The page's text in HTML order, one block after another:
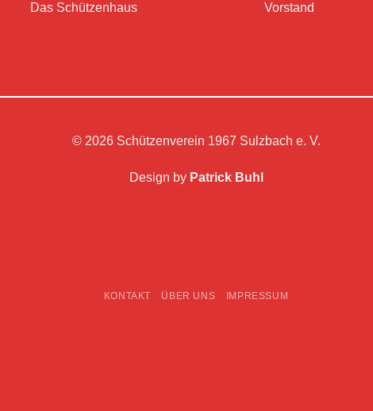
Das Schützenhaus Vorstand
© 2026 Schützenverein 1967 Sulzbach e. V.
Design by Patrick Buhl
KONTAKT ÜBER UNS IMPRESSUM